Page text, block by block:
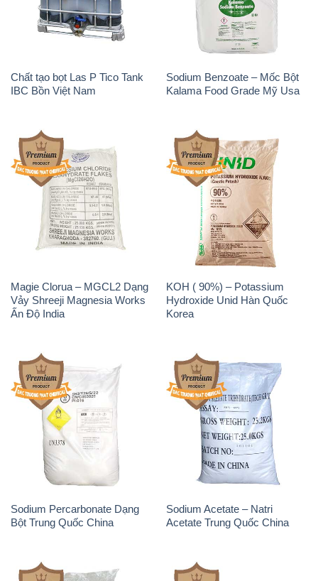
Chất tạo bọt Las P Tico Tank
IBC Bồn Việt Nam
Sodium Benzoate – Mốc Bột
Kalama Food Grade Mỹ Usa
Magie Clorua – MGCL2 Dạng
Vảy Shreeji Magnesia Works
Ấn Độ India
KOH ( 90%) – Potassium
Hydroxide Unid Hàn Quốc
Korea
Sodium Percarbonate Dạng
Bột Trung Quốc China
Sodium Acetate – Natri
Acetate Trung Quốc China